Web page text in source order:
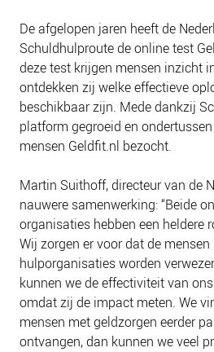
De afgelopen jaren heeft de
Schuldhulproute de online test
deze test krijgen mensen inzicht
ontdekken zij welke effectieve
beschikbaar zijn. Mede dankzij
platform gegroeid en
mensen Geldfit.nl bezocht.
Martin Suithoff, directeur van de
nauwere samenwerking: “Beide
organisaties hebben een heldere
Wij zorgen er voor dat de
hulporganisaties worden
kunnen we de effectiviteit van
omdat zij de impact meten. We
mensen met geldzorgen eerder
ontvangen, dan kunnen we veel